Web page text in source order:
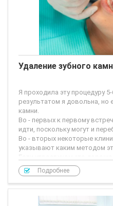
Удаление зубного
Я проходила эту процедуру
результатом я довольна, но
камни.
Во - первых к первому
идти, поскольку могут и
Во - вторых некоторые
указывают каким методом
Если утрозвуком это дороже
механически своими
более 500р. Но на первых
сдирали как за ультрозвук,
предварительно
Подробнее